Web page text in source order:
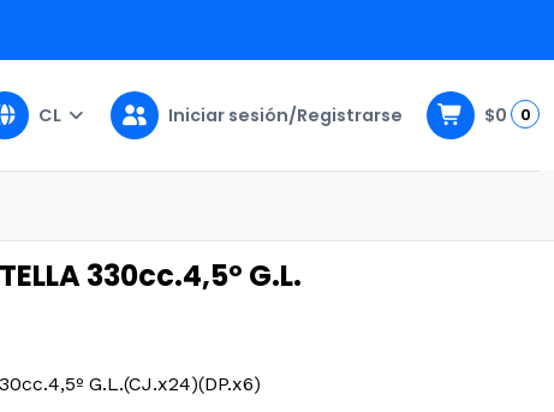
CL Iniciar sesión/Registrarse $0 0
330cc.4,5º G.L.
G.L.(CJ.x24)(DP.x6)